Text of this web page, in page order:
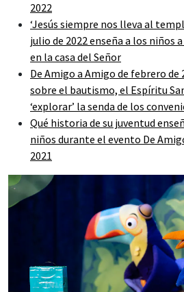
2022
‘Jesús siempre nos lleva al
julio de 2022 enseña a los niños
en la casa del Señor
De Amigo a Amigo de febrero de
sobre el bautismo, el Espíritu
‘explorar’ la senda de los
Qué historia de su juventud
niños durante el evento De
2021